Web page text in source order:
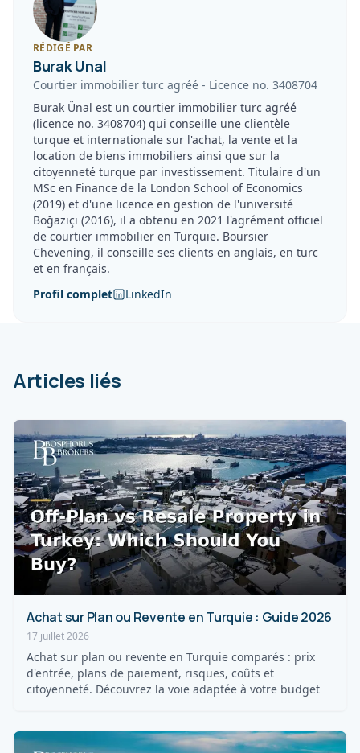
RÉDIGÉ PAR
Burak Unal
Courtier immobilier turc agréé - Licence no. 3408704
Burak Ünal est un courtier immobilier turc agréé
(licence no. 3408704) qui conseille une clientèle
turque et internationale sur l'achat, la vente et la
location de biens immobiliers ainsi que sur la
citoyenneté turque par investissement. Titulaire d'un
MSc en Finance de la London School of Economics
(2019) et d'une licence en gestion de l'université
Boğaziçi (2016), il a obtenu en 2021 l'agrément officiel
de courtier immobilier en Turquie. Boursier
Chevening, il conseille ses clients en anglais, en turc
et en français.
Profil complet
LinkedIn
Articles liés
Achat sur Plan ou Revente en Turquie : Guide 2026
17 juillet 2026
Achat sur plan ou revente en Turquie comparés : prix
d'entrée, plans de paiement, risques, coûts et
citoyenneté. Découvrez la voie adaptée à votre budget